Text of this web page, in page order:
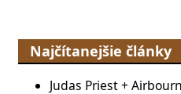
Najčítanejšie články
Judas Priest +